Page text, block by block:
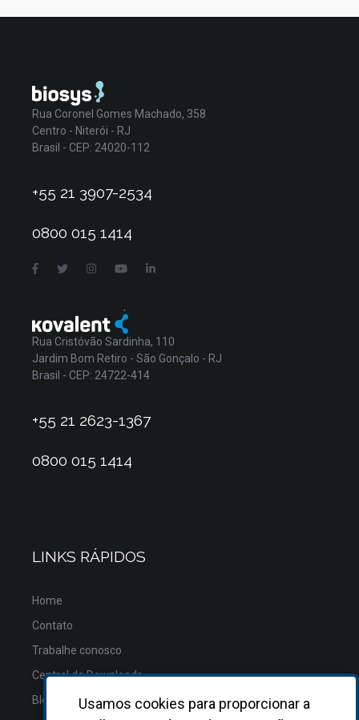
Rua Coronel Gomes Machado, 358
Centro - Niterói - RJ
Brasil - CEP: 24020-112
+55 21 3907-2534
0800 015 1414
Rua Cristóvão Sardinha, 110
Jardim Bom Retiro - São Gonçalo - RJ
Brasil - CEP: 24722-414
+55 21 2623-1367
0800 015 1414
LINKS RÁPIDOS
Home
Contato
Trabalhe conosco
Central de Downloads
Blog
Usamos cookies para proporcionar a